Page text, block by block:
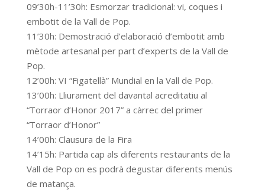
09’30h-11’30h: Esmorzar tradicional: vi, coques i
embotit de la Vall de Pop.
11’30h: Demostració d’elaboració d’embotit amb
mètode artesanal per part d’experts de la Vall de
Pop.
12’00h: VI “Figatellà” Mundial en la Vall de Pop.
13’00h: Lliurament del davantal acreditatiu al
“Torraor d’Honor 2017” a càrrec del primer
“Torraor d’Honor”
14’00h: Clausura de la Fira
14’15h: Partida cap als diferents restaurants de la
Vall de Pop on es podrà degustar diferents menús
de matança.